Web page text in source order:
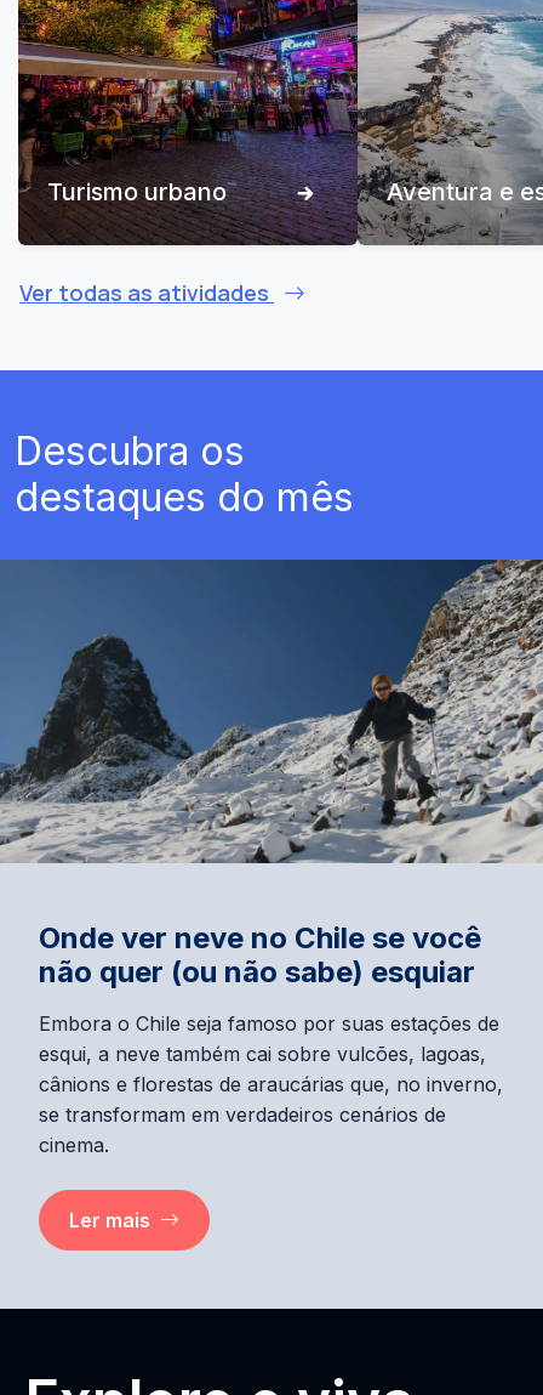
Turismo urbano Aventura e
Ver todas as atividades
Descubra os
destaques do mês
Onde ver neve no Chile se você
não quer (ou não sabe) esquiar
Embora o Chile seja famoso por suas estações de
esqui, a neve também cai sobre vulcões, lagoas,
cânions e florestas de araucárias que, no inverno,
se transformam em verdadeiros cenários de
cinema.
Ler mais